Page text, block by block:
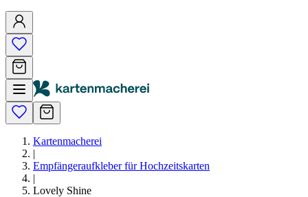
Kartenmacherei
|
Empfängeraufkleber für Hochzeitskarten
|
Lovely Shine